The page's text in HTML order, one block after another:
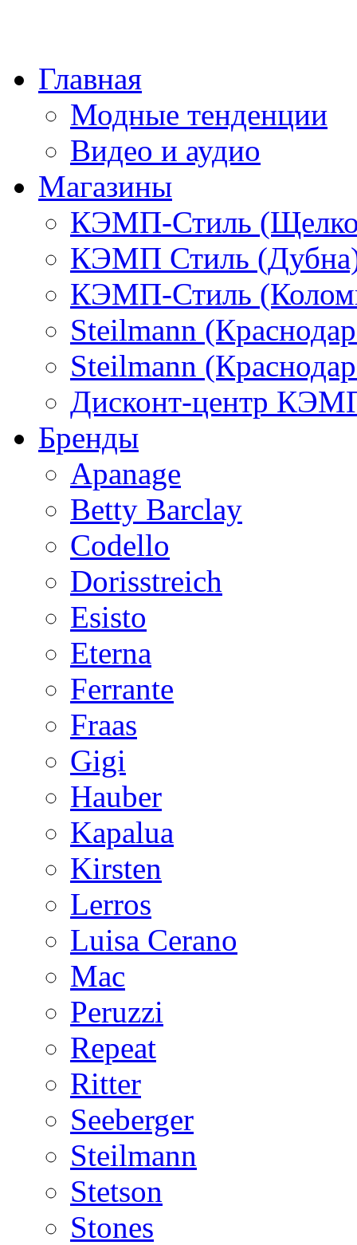
Главная
Модные тенденции
Видео и аудио
Магазины
КЭМП-Стиль
КЭМП Стиль
КЭМП-Стиль
Steilmann
Steilmann
Дисконт-центр
Бренды
Apanage
Betty Barclay
Codello
Dorisstreich
Esisto
Eterna
Ferrante
Fraas
Gigi
Hauber
Kapalua
Kirsten
Lerros
Luisa Cerano
Mac
Peruzzi
Repeat
Ritter
Seeberger
Steilmann
Stetson
Stones